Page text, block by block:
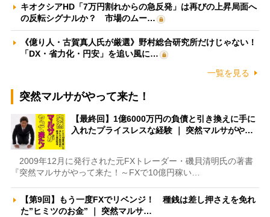
キオクシアHD「7万円割れからの急反発」は再びの上昇局面へ
の反転シグナルか？ 市場のムー…
《億り人・古賀真人氏が厳選》野村総合研究所だけじゃない！
「DX・省力化・円安」を追い風に…
一覧を見る
突然マルサがやって来た！
【最終回】1億6000万円の負債と引き換えに手に
入れたプライスレスな経験 ｜ 突然マルサがや…
2009年12月に発行された元FXトレーダー・磯貝清明氏の著書
『突然マルサがやって来た！～FXで10億円稼い…
【第9回】もう一度FXでリベンジ！ 種銭は差し押さえを免れ
た”ヒミツのお金” ｜ 突然マルサ…